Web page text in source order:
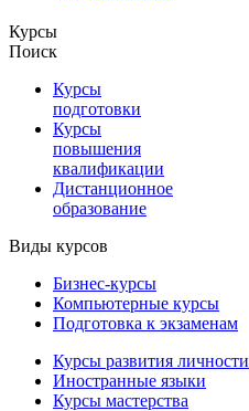
Курсы
Поиск
Курсы
подготовки
Курсы
повышения
квалификации
Дистанционное
образование
Виды курсов
Бизнес-курсы
Компьютерные курсы
Подготовка к экзаменам
Курсы развития личности
Иностранные языки
Курсы мастерства